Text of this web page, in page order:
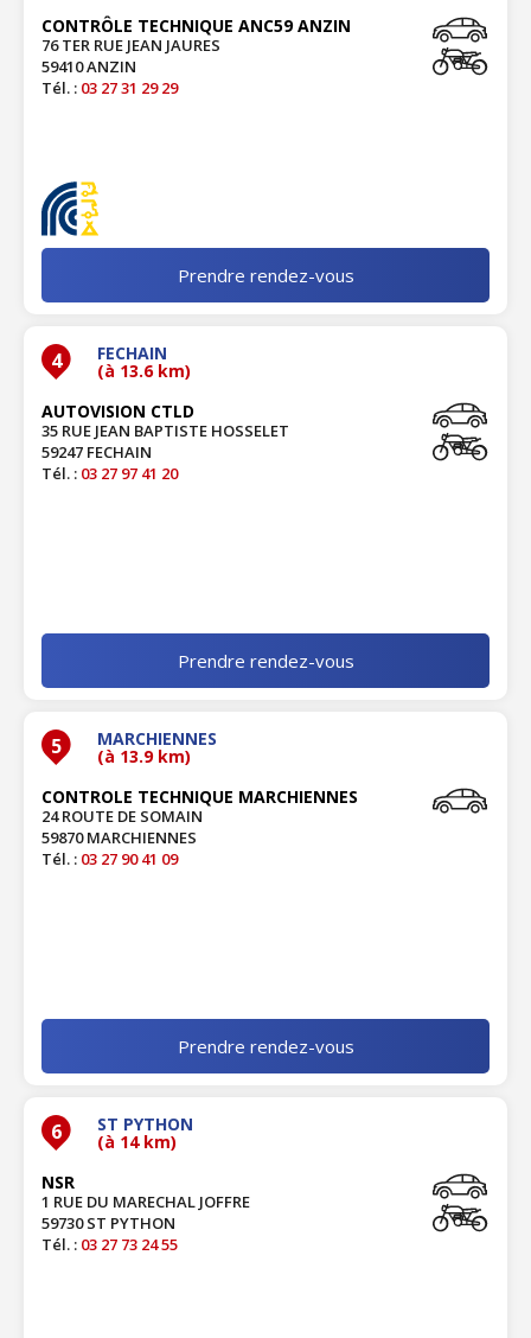
CONTRÔLE TECHNIQUE ANC59 ANZIN
76 TER RUE JEAN JAURES
59410 ANZIN
Tél. : 03 27 31 29 29
Prendre rendez-vous
4 FECHAIN
(à 13.6 km)
AUTOVISION CTLD
35 RUE JEAN BAPTISTE HOSSELET
59247 FECHAIN
Tél. : 03 27 97 41 20
Prendre rendez-vous
5 MARCHIENNES
(à 13.9 km)
CONTROLE TECHNIQUE MARCHIENNES
24 ROUTE DE SOMAIN
59870 MARCHIENNES
Tél. : 03 27 90 41 09
Prendre rendez-vous
6 ST PYTHON
(à 14 km)
NSR
1 RUE DU MARECHAL JOFFRE
59730 ST PYTHON
Tél. : 03 27 73 24 55